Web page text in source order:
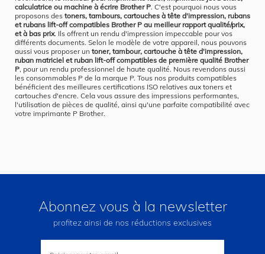
calculatrice ou machine à écrire Brother P. C'est pourquoi nous vous
proposons des toners, tambours, cartouches à tête d'impression, rubans
et rubans lift-off compatibles Brother P au meilleur rapport qualité/prix,
et à bas prix. Ils offrent un rendu d'impression impeccable pour vos
différents documents. Selon le modèle de votre appareil, nous pouvons
aussi vous proposer un toner, tambour, cartouche à tête d'impression,
ruban matriciel et ruban lift-off compatibles de première qualité Brother
P, pour un rendu professionnel de haute qualité. Nous revendons aussi
les consommables P de la marque P. Tous nos produits compatibles
bénéficient des meilleures certifications ISO relatives aux toners et
cartouches d'encre. Cela vous assure des impressions performantes,
l'utilisation de pièces de qualité, ainsi qu'une parfaite compatibilité avec
votre imprimante P Brother.
Abonnez vous à la newsletter
profitez ainsi de nos réductions exclusives